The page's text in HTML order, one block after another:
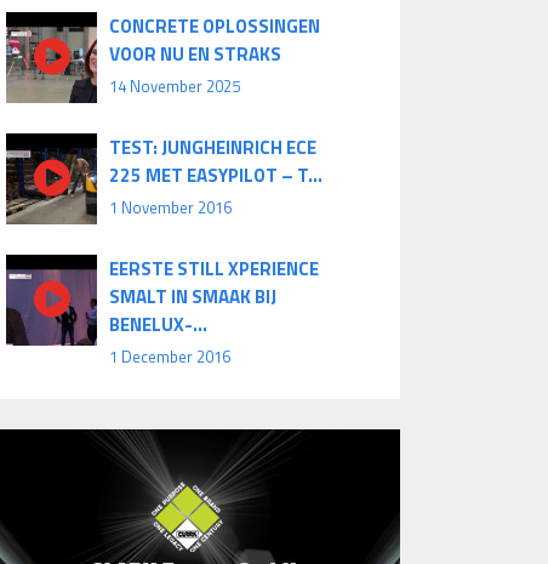
CONCRETE OPLOSSINGEN
VOOR NU EN STRAKS
14 November 2025
TEST: JUNGHEINRICH ECE
225 MET EASYPILOT – T...
1 November 2016
EERSTE STILL XPERIENCE
SMALT IN SMAAK BIJ
BENELUX-...
1 December 2016